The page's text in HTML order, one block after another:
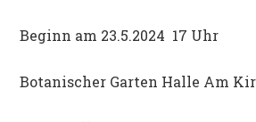
Beginn am 23.5.2024 17 Uhr
Botanischer Garten Halle Am